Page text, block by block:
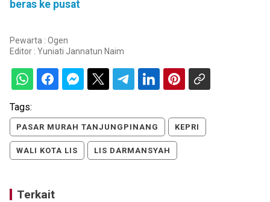
beras ke pusat
Pewarta : Ogen
Editor : Yuniati Jannatun Naim
Tags:
PASAR MURAH TANJUNGPINANG KEPRI
WALI KOTA LIS LIS DARMANSYAH
Terkait